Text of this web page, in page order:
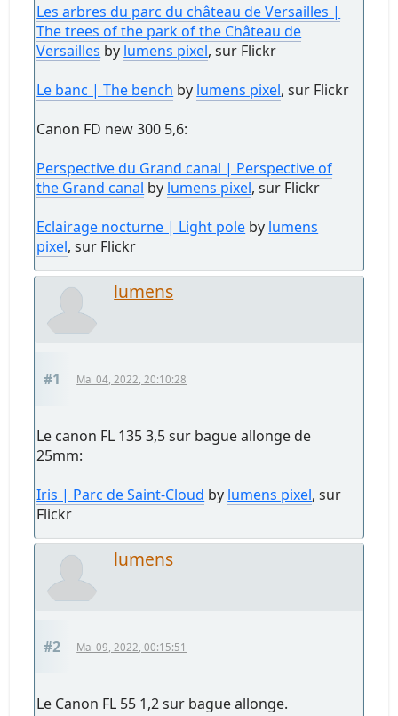
Les arbres du parc du château de Versailles |
The trees of the park of the Château de
Versailles by lumens pixel, sur Flickr
Le banc | The bench by lumens pixel, sur Flickr
Canon FD new 300 5,6:
Perspective du Grand canal | Perspective of
the Grand canal by lumens pixel, sur Flickr
Eclairage nocturne | Light pole by lumens
pixel, sur Flickr
lumens
#1 Mai 04, 2022, 20:10:28
Le canon FL 135 3,5 sur bague allonge de
25mm:
Iris | Parc de Saint-Cloud by lumens pixel, sur
Flickr
lumens
#2 Mai 09, 2022, 00:15:51
Le Canon FL 55 1,2 sur bague allonge.